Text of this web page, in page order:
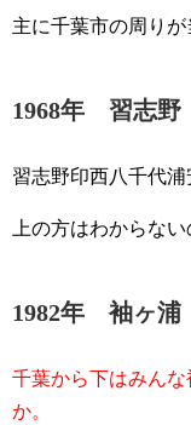
主に千葉市の周りが
1968年 習志
習志野印西八千代浦
上の方はわからない
1982年 袖ヶ
千葉から下はみん
か。